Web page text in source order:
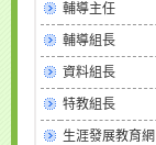
輔導主任
輔導組長
資料組長
特教組長
生涯發展教育網